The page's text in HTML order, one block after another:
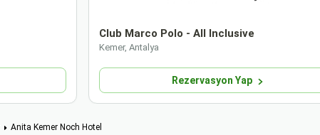
Club Marco Polo - All Inclusive
Kemer, Antalya
Rezervasyon Yap
Anita Kemer Noch Hotel